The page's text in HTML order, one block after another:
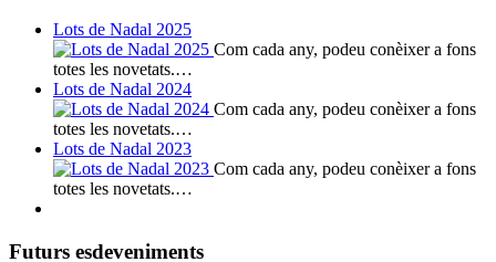
Lots de Nadal 2025
Com cada any, podeu conèixer a fons
totes les novetats.…
Lots de Nadal 2024
Com cada any, podeu conèixer a fons
totes les novetats.…
Lots de Nadal 2023
Com cada any, podeu conèixer a fons
totes les novetats.…
Futurs esdeveniments